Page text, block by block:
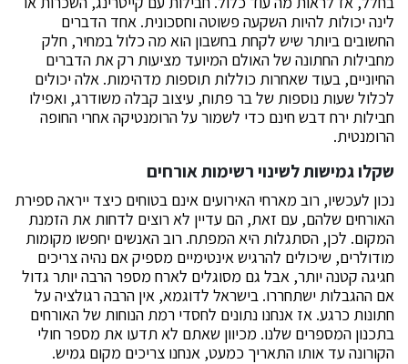
לינה יכולות להיות השקעה פשוטה וחסכונית. אחד הדברים
החשובים ביותר שיש לקחת בחשבון הוא מה כלול במחיר, חלק
מחבילות החתונה של האולם המיועד מציעות רק את הדברים
החיוניים, בעוד שאחרות כוללות תוספות מדהימות. אלה יכולים
לכלול שעות נוספות של בר פתוח, עיצוב קבלה משודרג, ואפילו
חבילות ירח דבש חינם כדי לשמור על הרומנטיקה אחרי החופה
הרומנטית.
שקלו גמישות לשינוי רשימות אורחים
נכון לעכשיו, רוב מארחי האירועים אינם בטוחים כיצד ייראה ספירת
האורחים שלהם, עם זאת, הם עדיין לא רוצים לדחות את הזמנת
המקום. לכן, הסתגלות היא המפתח. רוב האנשים יחפשו מקומות
מודולרים, שיכולים להרגיש אינטימיים מספיק אם נהיה צריכים
חגיגה קטנה יותר, אבל גם מסוגלים לארח מספר הרבה יותר גדול
אם ההגבלות ישתחררו. בישראל לדוגמא, אין הרבה רגולציה על
חתונות כרגע. אז אנחנו נתונים לחסדי רמת הנוחות של האורחים
בתכנון המספרים שלנו. מכיוון שאתם לא תדעו את מספר חולי
הקורונה עד אותו התאריך כמעט, אנחנו צריכים מקום גמיש.